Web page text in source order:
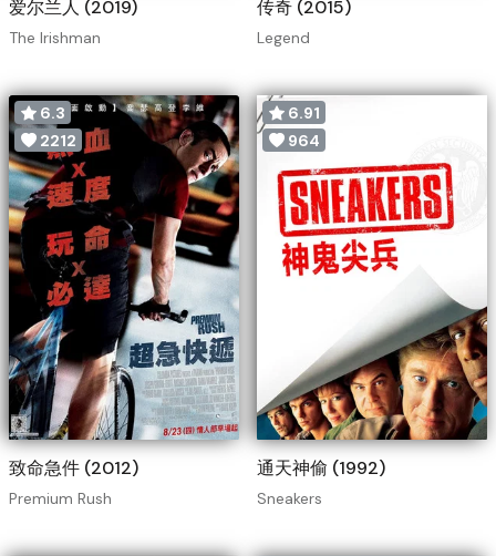
爱尔兰人 (2019)
The Irishman
传奇 (2015)
Legend
6.3
2212
致命急件 (2012)
Premium Rush
6.91
964
通天神偷 (1992)
Sneakers